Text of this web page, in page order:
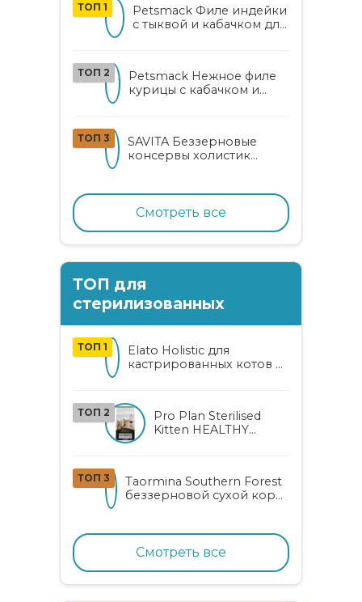
ТОП 1
Petsmack Филе индейки
с тыквой и кабачком для
ТОП 2
Petsmack Нежное филе
курицы с кабачком и
ТОП 3
SAVITA Беззерновые
консервы холистик
Смотреть все
ТОП для
стерилизованных
ТОП 1
Elato Holistic для
кастрированных котов и
ТОП 2
Pro Plan Sterilised
Kitten HEALTHY
котят от 3 до 12
месяцев с лососем
ТОП 3
Taormina Southern Forest
беззерновой сухой корм
ягодами и овощами
Смотреть все